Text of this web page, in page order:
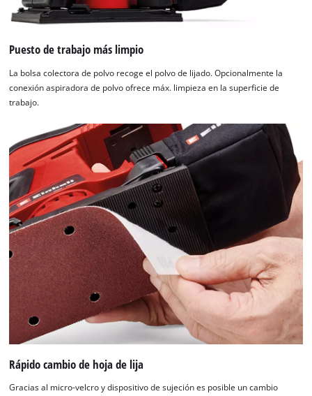
Puesto de trabajo más limpio
La bolsa colectora de polvo recoge el polvo de lijado. Opcionalmente la
conexión aspiradora de polvo ofrece máx. limpieza en la superficie de
trabajo.
Rápido cambio de hoja de lija
Gracias al micro-velcro y dispositivo de sujeción es posible un cambio